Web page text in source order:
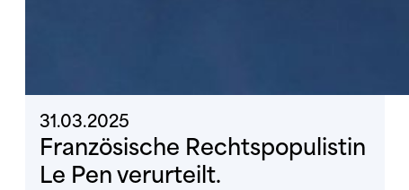
31.03.2025
Französische Rechtspopulistin
Le Pen verurteilt.